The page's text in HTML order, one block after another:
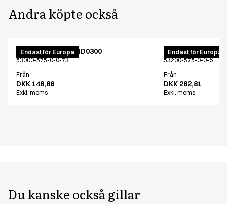
Andra köpte också
Endast för Europa
PRO Wear T-shirt ID0300
53000-575-0-0-73
Från
DKK 148,86
Exkl. moms
Endast för Europa
PRO Wear piké
53200-575-0-0-6
Från
DKK 282,81
Exkl. moms
Du kanske också gillar